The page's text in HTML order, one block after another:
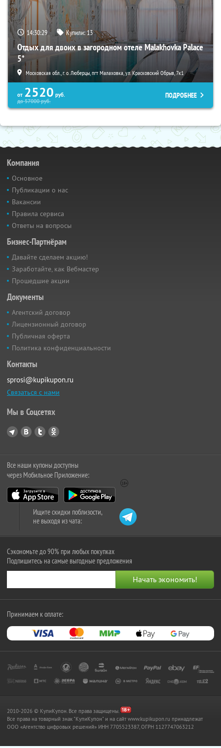
14:30:28 Купили:13
Отдых для двоих в загородном отеле Malakhovka Palace
5*
Московская обл., г. о. Люберцы, пгт Малаховка, ул. Красковский Обрыв, 7к1
от 2520 руб.
до57000руб.
ПОДРОБНЕЕ
Компания
Основное
Публикации о нас
Вакансии
Правила сервиса
Ответы на вопросы
Бизнес-Партнёрам
Давайте сделаем акцию!
Заработайте, как Вебмастер
Прошедшие акции
Документы
Агентский договор
Лицензионный договор
Публичная оферта
Политика конфиденциальности
Контакты
sprosi@kupikupon.ru
Связаться с нами
Мы в Соцсетях
Все наши купоны доступны
через Мобильное Приложение:
Ищите скидки поблизости,
не выходя из чата:
Сэкономьте до 90% при любых покупках
Подпишитесь на самые выгодные предложения
Принимаем к оплате:
2010-2026 © КупиКупон. Все права защищены.
Все права на товарный знак "КупиКупон" и на сайт www.kupikupon.ru принадлежат
OOO «Агентство цифровых решений» ИНН 7705523387, ОГРН 1127747063212